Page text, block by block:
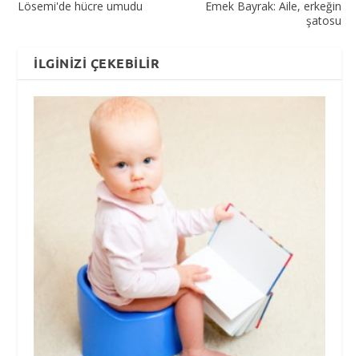
Lösemi'de hücre umudu
Emek Bayrak: Aile, erkeğin
şatosu
İLGINIZI ÇEKEBILIR